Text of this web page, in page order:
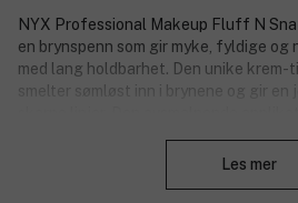
NYX Professional Makeup Fluff N
en brynspenn som gir myke, fyldige
med lang holdbarhet. Den unike
smelter sømløst inn i brynene og gir en
og sitter i opptil 24 timer uten å smitte
Les mer